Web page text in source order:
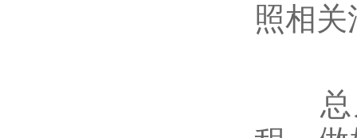
照相
总之